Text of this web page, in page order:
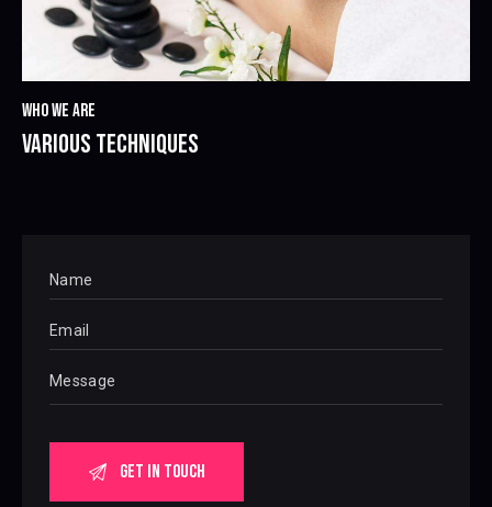
VARIOUS TECHNIQUES
WHO WE ARE